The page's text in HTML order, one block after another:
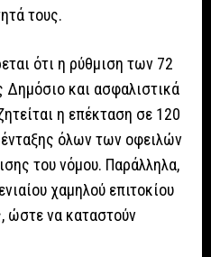
τους.
ότι η ρύθμιση των 72
Δημόσιο και ασφαλιστικά
η επέκταση σε 120
όλων των οφειλών
του νόμου. Παράλληλα,
χαμηλού επιτοκίου
ώστε να καταστούν